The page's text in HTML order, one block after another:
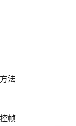
法
帧